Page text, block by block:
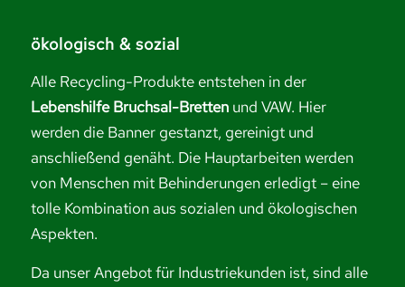
ökologisch & sozial
Alle Recycling-Produkte entstehen in der
Lebenshilfe Bruchsal-Bretten und VAW. Hier
werden die Banner gestanzt, gereinigt und
anschließend genäht. Die Hauptarbeiten werden
von Menschen mit Behinderungen erledigt – eine
tolle Kombination aus sozialen und ökologischen
Aspekten.
Da unser Angebot für Industriekunden ist, sind alle